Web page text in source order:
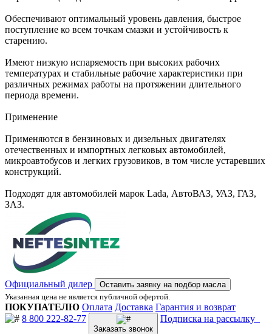
Обеспечивают оптимальный уровень давления, быстрое
поступление ко всем точкам смазки и устойчивость к
старению.
Имеют низкую испаряемость при высоких рабочих
температурах и стабильные рабочие характеристики при
различных режимах работы на протяжении длительного
периода времени.
Применение
Применяются в бензиновых и дизельных двигателях
отечественных и импортных легковых автомобилей,
микроавтобусов и легких грузовиков, в том числе устаревших
конструкций.
Подходят для автомобилей марок Lada, АвтоВАЗ, УАЗ, ГАЗ,
ЗАЗ.
Официальный дилер
Оставить заявку на подбор масла
Указанная цена не является публичной офертой.
ПОКУПАТЕЛЮ Оплата Доставка Гарантия и возврат
8 800 222-82-77
Заказать звонок
Подписка на рассылку